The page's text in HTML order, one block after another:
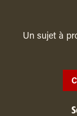
Un sujet à